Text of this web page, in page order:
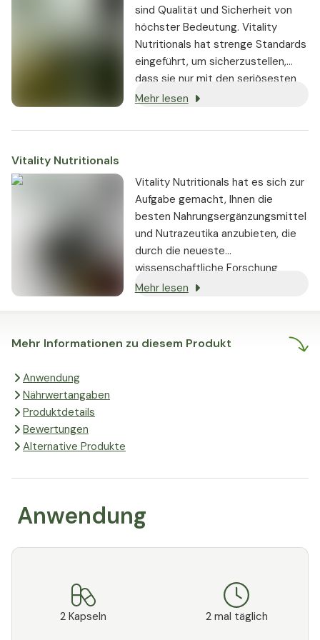
können.
sind Qualität und Sicherheit von
höchster Bedeutung. Vitality
Nutritionals hat strenge Standards
eingeführt, um sicherzustellen,
dass sie nur mit den seriösesten
Lieferanten zusammenarbeiten.
Mehr lesen
Mehr Informationen zu diesem Produkt
Anwendung
Nährwertangaben
Produktdetails
Bewertungen
Alternative Produkte
Anwendung
2 Kapseln 2 mal täglich
Vitality Nutritionals
Vitality Nutritionals hat es sich zur
Aufgabe gemacht, Ihnen die
besten Nahrungsergänzungsmittel
und Nutrazeutika anzubieten, die
durch die neueste
wissenschaftliche Forschung
gestützt werden und nachweislich
Mehr lesen